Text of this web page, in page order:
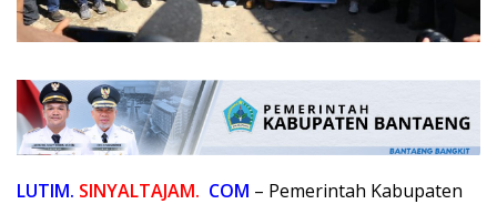
LUTIM. SINYALTAJAM. COM – Pemerintah Kabupaten